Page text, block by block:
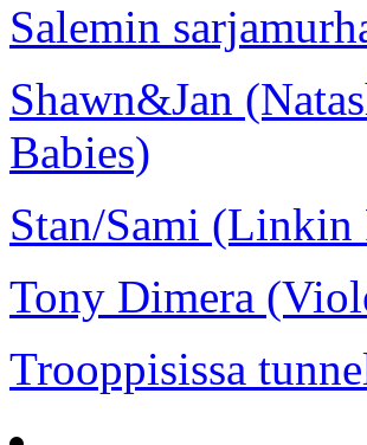
Salemin
Shawn&Jan
Babies)
Stan/Sami (Linkin
Tony Dimera
Trooppisissa